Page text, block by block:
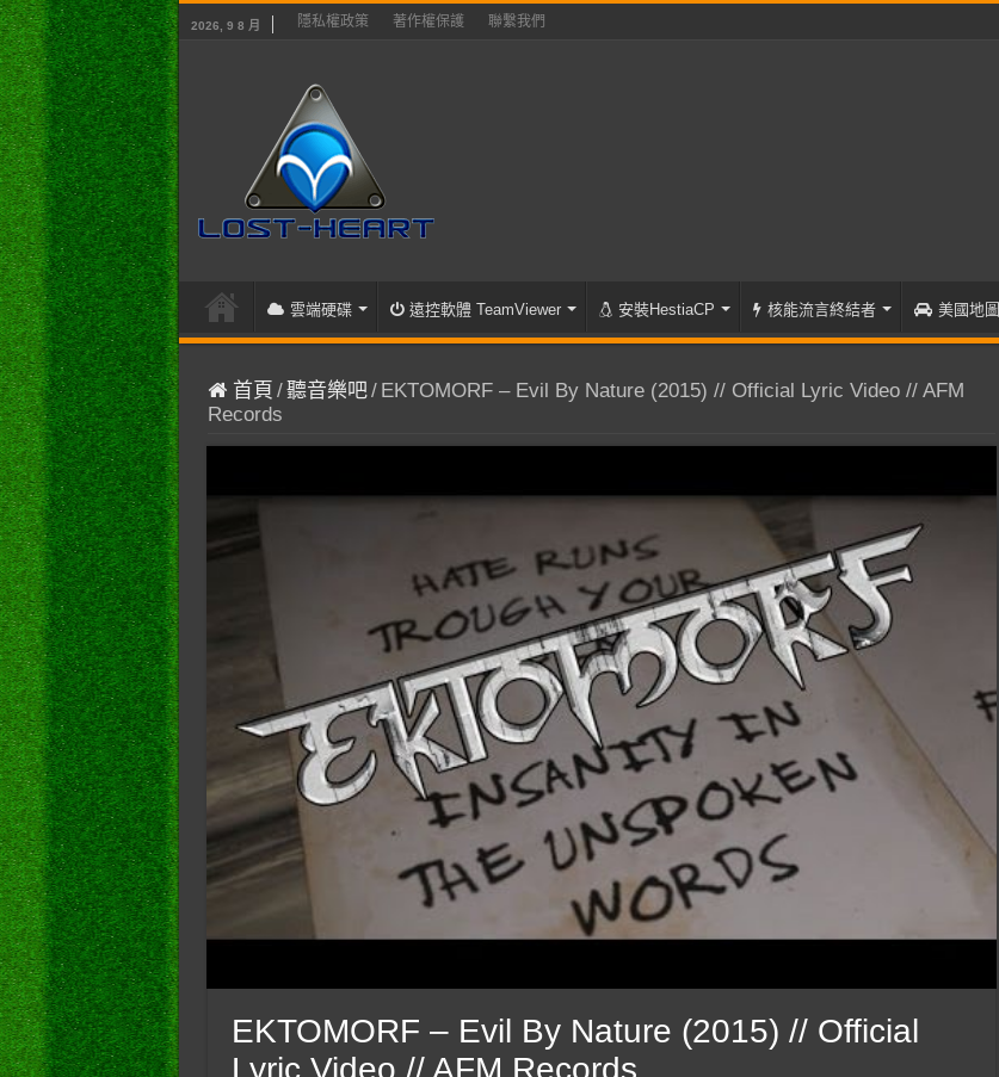
2026, 9 8 月 隱私權政策 著作權保護 聯繫我們
雲端硬碟 遠控軟體 TeamViewer 安裝HestiaCP 核能流言終結者 美國地圖
首頁 /聽音樂吧/ EKTOMORF – Evil By Nature (2015) // Official Lyric Video // AFM
Records
EKTOMORF – Evil By Nature (2015) // Official
Lyric Video // AFM Records